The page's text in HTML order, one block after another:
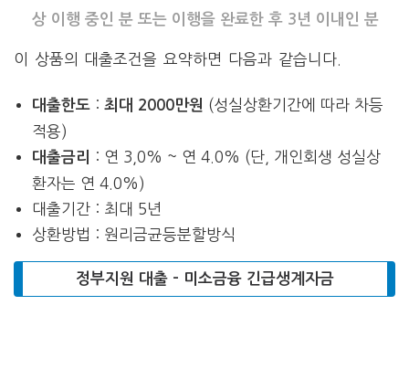
상 이행 중인 분 또는 이행을 완료한 후 3년 이내인 분
이 상품의 대출조건을 요약하면 다음과 같습니다.
대출한도 :최대 2000만원 (성실상환기간에 따라 차등
적용)
대출금리
: 연 3,0% ~ 연 4.0% (단, 개인회생 성실상
환자는 연 4.0%)
대출기간 : 최대 5년
상환방법 : 원리금균등분할방식
정부지원 대출 – 미소금융 긴급생계자금